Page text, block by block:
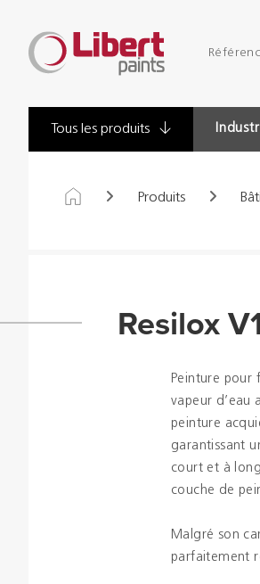
Paints
Tous les produits
Produits
Resilox
Peinture pour
vapeur d’eau
peinture
garantissant
court et à
couche de
Malgré son
parfaitement